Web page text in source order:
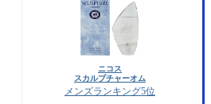
ニコス
スカルプチャーオム
メンズランキング5位